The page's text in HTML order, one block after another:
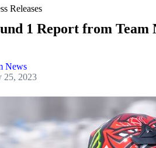
Releases
1 Report from Team
News
25, 2023